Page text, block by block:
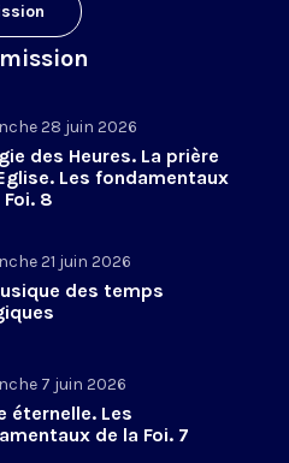
28 juin 2026
des Heures. La prière
Les fondamentaux
8
21 juin 2026
des temps
7 juin 2026
éternelle. Les
de la Foi. 7